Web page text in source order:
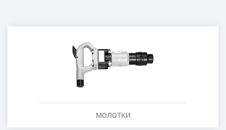
МОЛОТКИ